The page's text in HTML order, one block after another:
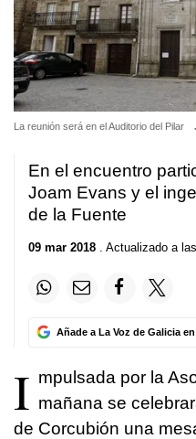
La reunión será en el Auditorio del Pilar
En el encuentro
Joam Evans y el
de la Fuente
09 mar 2018 . Actualizado a
Añade a La Voz de Galicia
I mpulsada por la
mañana se
de Corcubión una